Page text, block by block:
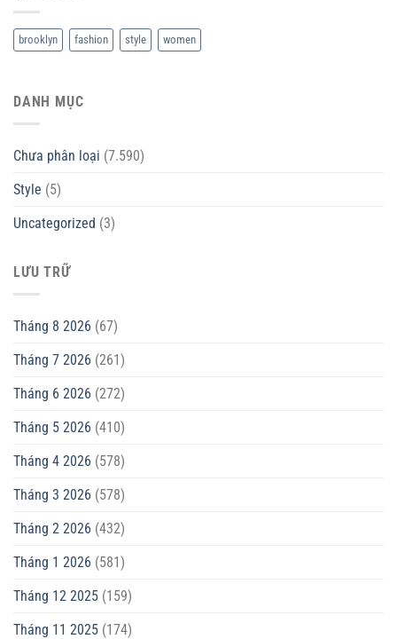
brooklyn fashion style women
DANH MỤC
Chưa phân loại (7.590)
Style (5)
Uncategorized (3)
LƯU TRỮ
Tháng 8 2026 (67)
Tháng 7 2026 (261)
Tháng 6 2026 (272)
Tháng 5 2026 (410)
Tháng 4 2026 (578)
Tháng 3 2026 (578)
Tháng 2 2026 (432)
Tháng 1 2026 (581)
Tháng 12 2025 (159)
Tháng 11 2025 (174)